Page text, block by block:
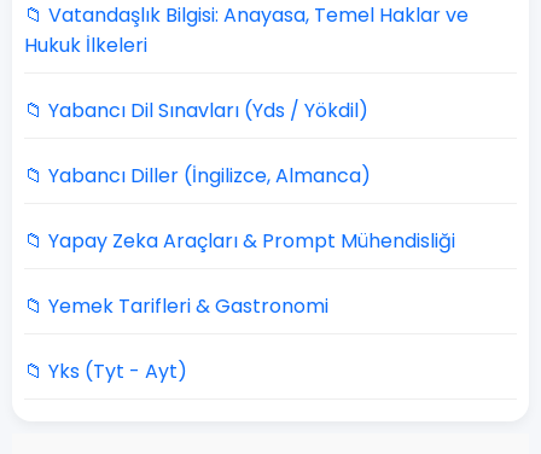
📁 Vatandaşlık Bilgisi: Anayasa, Temel Haklar ve
Hukuk İlkeleri
📁 Yabancı Dil Sınavları (Yds / Yökdil)
📁 Yabancı Diller (İngilizce, Almanca)
📁 Yapay Zeka Araçları & Prompt Mühendisliği
📁 Yemek Tarifleri & Gastronomi
📁 Yks (Tyt - Ayt)